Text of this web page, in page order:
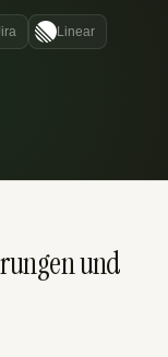
Linear
und